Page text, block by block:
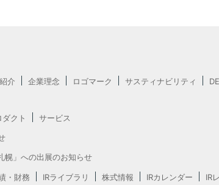
介 企業理念 ロゴマーク サスティナビリティ
ダクト
サービス
幌」への出展のお知らせ
・財務 IRライブラリ 株式情報 IRカレンダー IR